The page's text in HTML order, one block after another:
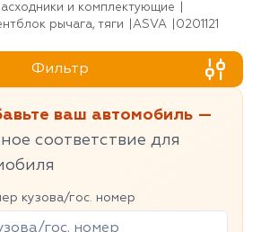
Расходники и комплектующие
рычага, тяги ASVA 0201121
Фильтр
ваш автомобиль —
соответствие для
кузова/гос. номер